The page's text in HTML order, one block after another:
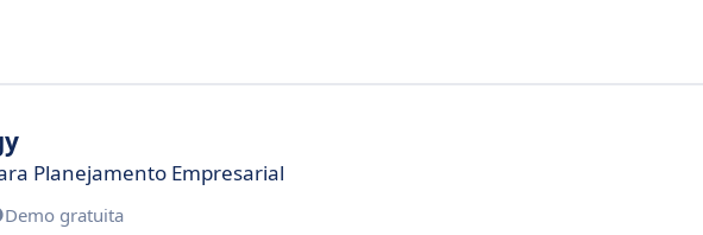
Planejamento Empresarial
Demo gratuita